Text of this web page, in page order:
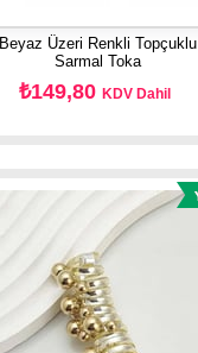
Beyaz Üzeri Renkli Topçuklu
Sarmal Toka
₺149,80KDV Dahil